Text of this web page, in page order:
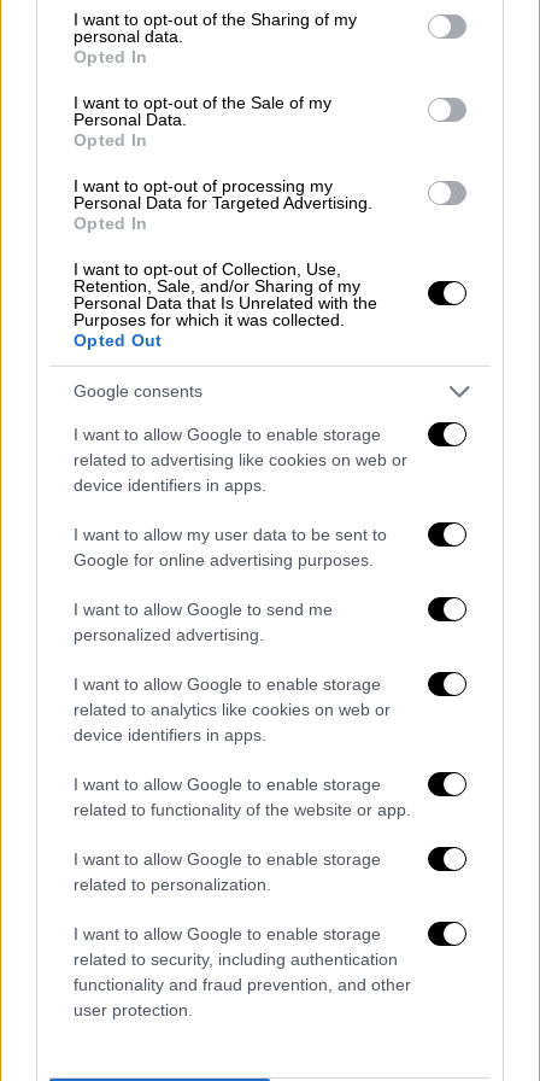
not limited to your visit or usage behaviour. You may click to
grant or deny consent to Google and its third-party tags to
use your data for below specified purposes in below Google
consent section.
I want to opt-out of the Sharing of my
personal data.
Opted In
I want to opt-out of the Sale of my
Personal Data.
Opted In
I want to opt-out of processing my
Personal Data for Targeted Advertising.
Opted In
I want to opt-out of Collection, Use,
Retention, Sale, and/or Sharing of my
Personal Data that Is Unrelated with the
Purposes for which it was collected.
Opted Out
Google consents
I want to allow Google to enable storage
related to advertising like cookies on web or
device identifiers in apps.
I want to allow my user data to be sent to
Google for online advertising purposes.
I want to allow Google to send me
personalized advertising.
I want to allow Google to enable storage
related to analytics like cookies on web or
device identifiers in apps.
I want to allow Google to enable storage
related to functionality of the website or app.
I want to allow Google to enable storage
related to personalization.
I want to allow Google to enable storage
related to security, including authentication
functionality and fraud prevention, and other
user protection.
Η Ένωση των μηχανοδηγών συνομιλείήδη με
τους νομικούς της συμβούλους
αναμένεται να τοποθετηθεί τις προσεχείς
ημέρες τόσο για τη σύσταση της Επιτροπής,
συνδικάτα σιδηροδρόμου για συμβουλευτική
ως προς τον τρόπο που πρέπει να διεξαχθεί
η έρευνα.
Στο κενό η διερεύνηση
σιδηροδρομικών δυστυχημάτων ως
τώρα
Σήμερα η χώρα και ενώ έχει συμβεί ένα από
τα πιοφρικτά και θανατηφόρα
σιδηροδρομικά ατυχήματα στην Ευρώπη
διαθέτει έναν
, μια επιτροπή,
επιφορτισμένη με τη διερεύνηση αυτών των
θεσμοθετήθηκε για πρώτη φορά το 2008.
τα πρώτα μέλη της
Επιτροπήςμετριετή θητεία, αλλά ο
πρόεδρός της παραιτείται το 2013. Η
του 2015και ορίζονται εκ νέου ο πρόεδρος
και τα μέλη της. Η Επιτροπή διερευνά τις
συνθήκες του δυστυχήματος στο Άδενδρο
με τους τρεις νεκρούς, αλλά στη συνέχεια ο
πρόεδρός της παραιτείται τον Απρίλιο του
2018.
Ουσιαστικά η χώρα παραμένει με ένα μεγάλο